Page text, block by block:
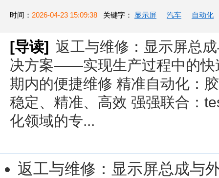
时间： 2026-04-23 15:09:38 关键字： 显示屏 汽车 自动化
[导读] 返工与维修：显示屏总
决方案——实现生产过程中的快
期内的便捷维修 精准自动化：
稳定、精准、高效 强强联合：
化领域的专...
返工与维修：显示屏总成与